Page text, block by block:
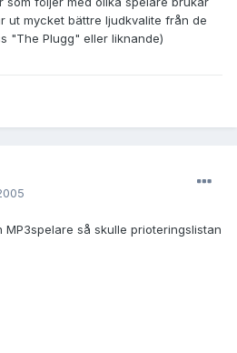
ut mycket bättre ljudkvalite från de
"The Plugg" eller liknande)
så skulle prioteringslistan